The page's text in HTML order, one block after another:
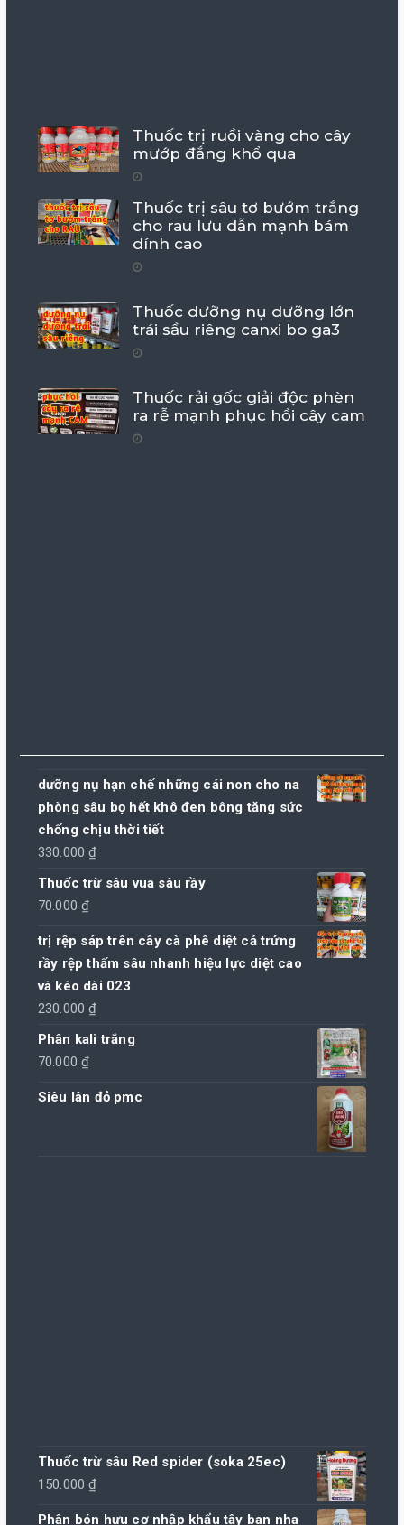
Thuốc trị ruồi vàng cho cây
mướp đắng khổ qua
Thuốc trị sâu tơ bướm trắng
cho rau lưu dẫn mạnh bám
dính cao
Thuốc dưỡng nụ dưỡng lớn
trái sầu riêng canxi bo ga3
Thuốc rải gốc giải độc phèn
ra rễ mạnh phục hồi cây cam
dưỡng nụ hạn chế những cái non cho na
phòng sâu bọ hết khô đen bông tăng sức
chống chịu thời tiết
330.000₫
Thuốc trừ sâu vua sâu rầy
70.000₫
trị rệp sáp trên cây cà phê diệt cả trứng
rầy rệp thấm sâu nhanh hiệu lực diệt cao
và kéo dài 023
230.000₫
Phân kali trắng
70.000₫
Siêu lân đỏ pmc
Thuốc trừ sâu Red spider (soka 25ec)
150.000₫
Phân bón hưu cơ nhập khẩu tây ban nha